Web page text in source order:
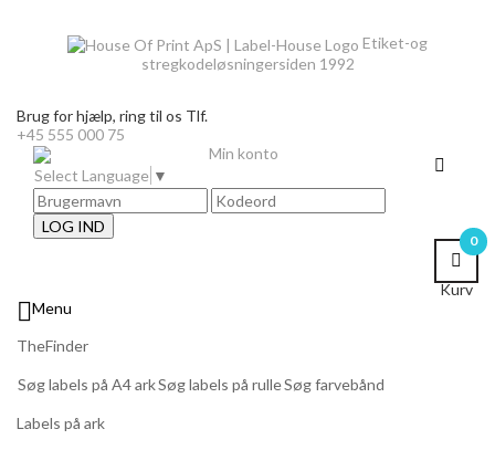
Etiket-og
stregkodeløsningersiden 1992
Brug for hjælp, ring til os Tlf.
+45 555 000 75
Select Language ▼
LOG IND
0
Kurv
Min konto
Menu
TheFinder
Søg labels på A4 arkSøg labels på rulleSøg farvebånd
Labels på ark